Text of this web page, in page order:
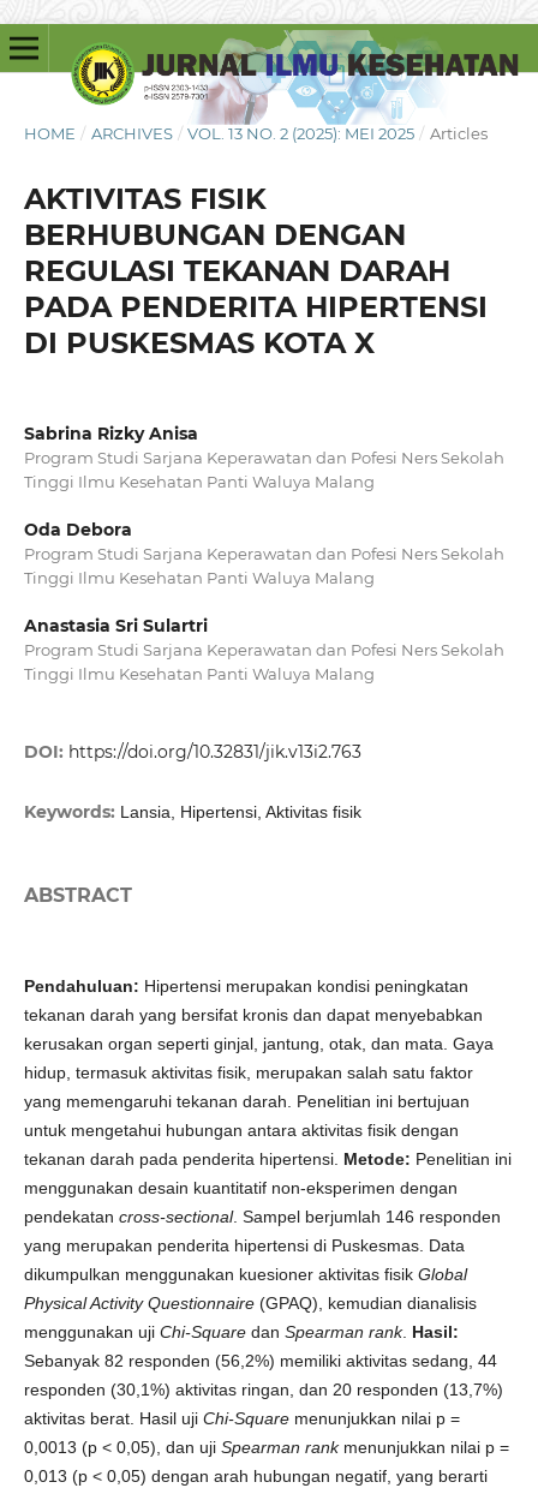
HOME / ARCHIVES / VOL. 13 NO. 2 (2025): MEI 2025 / Articles
AKTIVITAS FISIK
BERHUBUNGAN DENGAN
REGULASI TEKANAN DARAH
PADA PENDERITA HIPERTENSI
DI PUSKESMAS KOTA X
Sabrina Rizky Anisa
Program Studi Sarjana Keperawatan dan Pofesi Ners Sekolah
Tinggi Ilmu Kesehatan Panti Waluya Malang
Oda Debora
Program Studi Sarjana Keperawatan dan Pofesi Ners Sekolah
Tinggi Ilmu Kesehatan Panti Waluya Malang
Anastasia Sri Sulartri
Program Studi Sarjana Keperawatan dan Pofesi Ners Sekolah
Tinggi Ilmu Kesehatan Panti Waluya Malang
DOI: https://doi.org/10.32831/jik.v13i2.763
Keywords: Lansia, Hipertensi, Aktivitas fisik
ABSTRACT
Pendahuluan: Hipertensi merupakan kondisi peningkatan
tekanan darah yang bersifat kronis dan dapat menyebabkan
kerusakan organ seperti ginjal, jantung, otak, dan mata. Gaya
hidup, termasuk aktivitas fisik, merupakan salah satu faktor
yang memengaruhi tekanan darah. Penelitian ini bertujuan
untuk mengetahui hubungan antara aktivitas fisik dengan
tekanan darah pada penderita hipertensi. Metode: Penelitian ini
menggunakan desain kuantitatif non-eksperimen dengan
pendekatan cross-sectional. Sampel berjumlah 146 responden
yang merupakan penderita hipertensi di Puskesmas. Data
dikumpulkan menggunakan kuesioner aktivitas fisik Global
Physical Activity Questionnaire(GPAQ), kemudian dianalisis
menggunakan uji Chi-Squaredan Spearman rank. Hasil:
Sebanyak 82 responden (56,2%) memiliki aktivitas sedang, 44
responden (30,1%) aktivitas ringan, dan 20 responden (13,7%)
aktivitas berat. Hasil uji Chi-Squaremenunjukkan nilai p =
0,0013 (p < 0,05), dan uji Spearman rankmenunjukkan nilai p =
0,013 (p < 0,05) dengan arah hubungan negatif, yang berarti